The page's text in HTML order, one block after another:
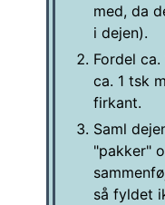
med, da
i dejen).
Fordel
ca. 1 tsk
firkant.
Saml
"pakker"
så fyldet